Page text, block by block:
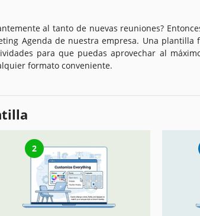
al tanto de nuevas reuniones?
Agenda de nuestra empresa. Una plantilla
para que puedas aprovechar al
formato conveniente.
2